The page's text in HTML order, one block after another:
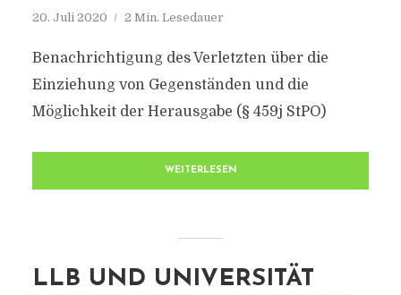
20. Juli 2020 2 Min. Lesedauer
Benachrichtigung des Verletzten über die
Einziehung von Gegenständen und die
Möglichkeit der Herausgabe (§ 459j StPO)
WEITERLESEN
LLB UND UNIVERSITÄT